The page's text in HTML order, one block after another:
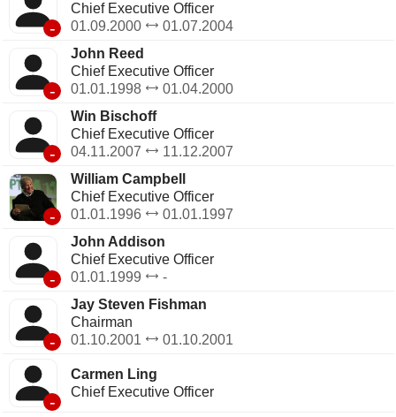
-
Chief Executive Officer
01.09.2000
01.07.2004
-
John Reed
Chief Executive Officer
01.01.1998
01.04.2000
-
Win Bischoff
Chief Executive Officer
04.11.2007
11.12.2007
-
William Campbell
Chief Executive Officer
01.01.1996
01.01.1997
-
John Addison
Chief Executive Officer
01.01.1999
-
-
Jay Steven Fishman
Chairman
01.10.2001
01.10.2001
-
Carmen Ling
Chief Executive Officer